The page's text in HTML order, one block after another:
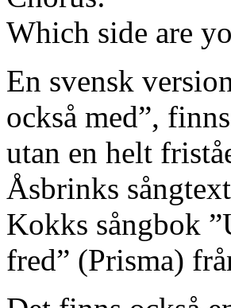
Which side are
En svensk
också med”,
utan en helt
Åsbrinks
Kokks sångbok
fred” (Prisma)